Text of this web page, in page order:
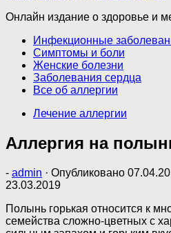
Онлайн издание о здоровье и
Инфекционные
Симптомы и боли
Женские болезни
Заболевания сердца
Все об аллергии
Лечение аллергии
Аллергия на
- admin · Опубликовано
23.03.2019
Полынь горькая относится к
семейства сложно-цветных с